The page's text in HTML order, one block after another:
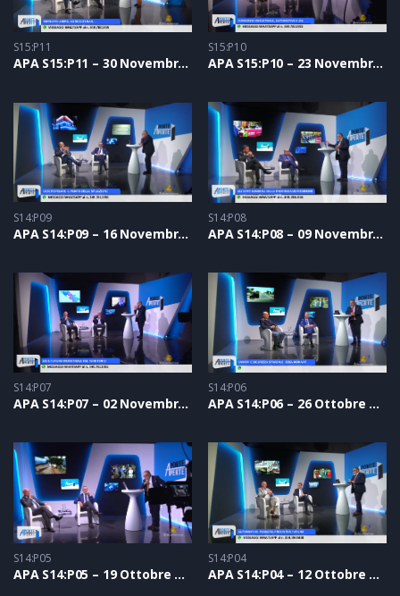
S15:P11
APA S15:P11 – 30 Novembre 2023
S15:P10
APA S15:P10 – 23 Novembre 2023
S14:P09
APA S14:P09 – 16 Novembre 2023
S14:P08
APA S14:P08 – 09 Novembre 2023
S14:P07
APA S14:P07 – 02 Novembre 2023
S14:P06
APA S14:P06 – 26 Ottobre 2023
S14:P05
APA S14:P05 – 19 Ottobre 2023
S14:P04
APA S14:P04 – 12 Ottobre 2023